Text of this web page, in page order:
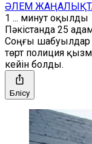
ӘЛЕМ
1 ... минут оқылды
Пәкістанда 25
Соңғы шабуылдар
төрт полиция
кейін болды.
Бөлісу